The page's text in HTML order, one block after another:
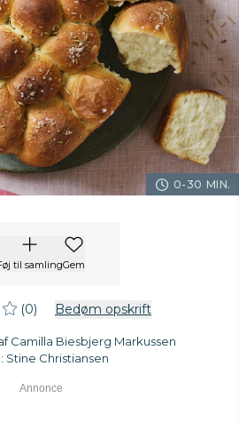
0-30 MIN.
til samlingGem
(0) Bedøm opskrift
Camilla Biesbjerg Markussen
Stine Christiansen